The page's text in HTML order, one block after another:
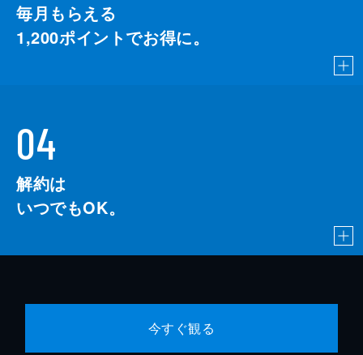
毎月もらえる
1,200ポイントでお得に。
04
解約は
いつでもOK。
今すぐ観る